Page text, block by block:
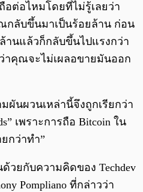
ต่อไหมโดยที่ไม่รู้เลยว่า
กลับขึ้นมาเป็นร้อยล้าน ก่อน
านแล้วก็กลับขึ้นไปแรงกว่า
าคุณจะไม่เผลอขายมันออก
นผวนเหล่านี้จึงถูกเรียกว่า
เพราะการถือ Bitcoin ใน
กว่าทำ”
วยกับความคิดของ Techdev
Pompliano ที่กล่าวว่า